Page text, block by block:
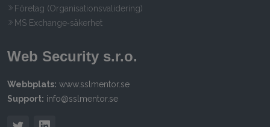
Företag (Organisationsvalidering)
MS Exchange‑säkerhet
Web Security s.r.o.
Webbplats: www.sslmentor.se
Support: info@sslmentor.se